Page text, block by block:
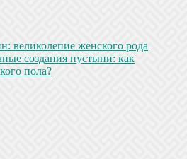
великолепие женского рода
создания пустыни: как
пола?